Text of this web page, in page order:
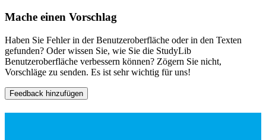
Mache einen Vorschlag
Haben Sie Fehler in der Benutzeroberfläche oder in den Texten
gefunden? Oder wissen Sie, wie Sie die StudyLib
Benutzeroberfläche verbessern können? Zögern Sie nicht,
Vorschläge zu senden. Es ist sehr wichtig für uns!
Feedback hinzufügen